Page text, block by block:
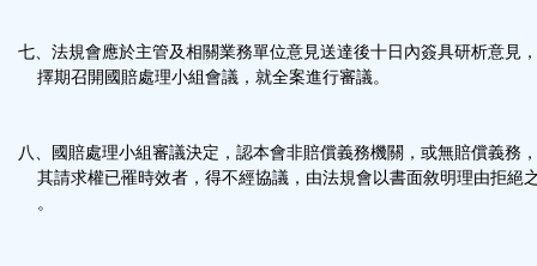
七、法規會應於主管及相關業務單位意見送達後十日內簽具研析意見
擇期召開國賠處理小組會議，就全案進行審議。
八、國賠處理小組審議決定，認本會非賠償義務機關，或無賠償義務
其請求權已罹時效者，得不經協議，由法規會以書面敘明理由拒絕
。